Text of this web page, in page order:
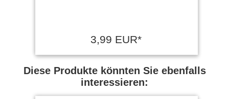
3,99 EUR*
Diese Produkte könnten Sie ebenfalls
interessieren: